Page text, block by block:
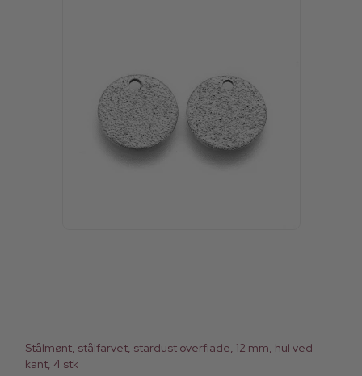
Stålmønt, stålfarvet, stardust overflade, 12 mm, hul ved
kant, 4 stk